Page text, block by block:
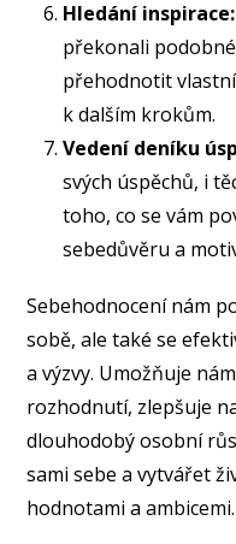
Hledání inspirace:
překonali
přehodnotit
k dalším krokům.
Vedení deníku
svých úspěchů, i
toho, co se vám
sebedůvěru a
Sebehodnocení nám
sobě, ale také se
a výzvy. Umožňuje
rozhodnutí, zlepšuje
dlouhodobý osobní
sami sebe a vytvářet
hodnotami a ambicemi.